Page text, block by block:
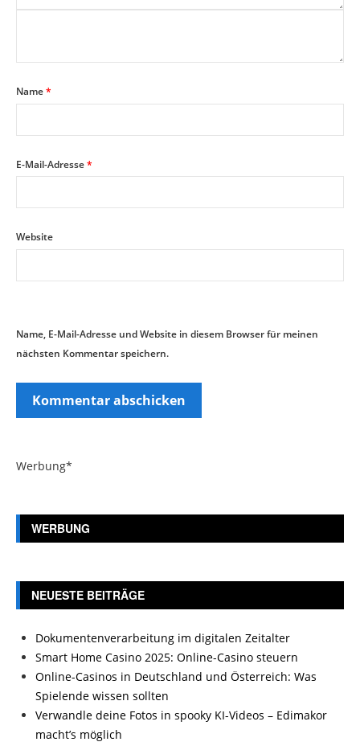
Name*
E-Mail-Adresse*
Website
Name, E-Mail-Adresse und Website in diesem Browser für meinen
nächsten Kommentar speichern.
Werbung*
WERBUNG
NEUESTE BEITRÄGE
Dokumentenverarbeitung im digitalen Zeitalter
Smart Home Casino 2025: Online-Casino steuern
Online-Casinos in Deutschland und Österreich: Was
Spielende wissen sollten
Verwandle deine Fotos in spooky KI-Videos – Edimakor
macht’s möglich